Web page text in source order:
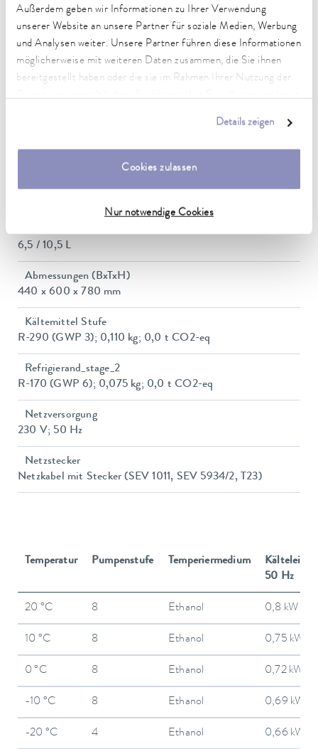
Außerdem geben wir Informationen zu Ihrer Verwendung
unserer Website an unsere Partner für soziale Medien, Werbung
und Analysen weiter. Unsere Partner führen diese Informationen
möglicherweise mit weiteren Daten zusammen, die Sie ihnen
bereitgestellt haben oder die sie im Rahmen Ihrer Nutzung der
Details zeigen
Cookies zulassen
Nur notwendige Cookies
0,01 ± K
Heizleistung max.
3,6 kW
16 A
6,5 / 10,5 L
Abmessungen (BxTxH)
440 x 600 x 780 mm
Kältemittel Stufe
R-290 (GWP 3); 0,110 kg; 0,0 t CO2-eq
Refrigierand_stage_2
R-170 (GWP 6); 0,075 kg; 0,0 t CO2-eq
Netzversorgung
230 V; 50 Hz
Netzstecker
Netzkabel mit Stecker (SEV 1011, SEV 5934/2, T23)
Temperatur Pumpenstufe Temperiermedium
50 Hz
20 °C 8 Ethanol 0,8 kW
10 °C 8 Ethanol 0,75 kW
0 °C 8 Ethanol 0,72 kW
-10 °C 8 Ethanol 0,69 kW
-20 °C 4 Ethanol 0,66 kW